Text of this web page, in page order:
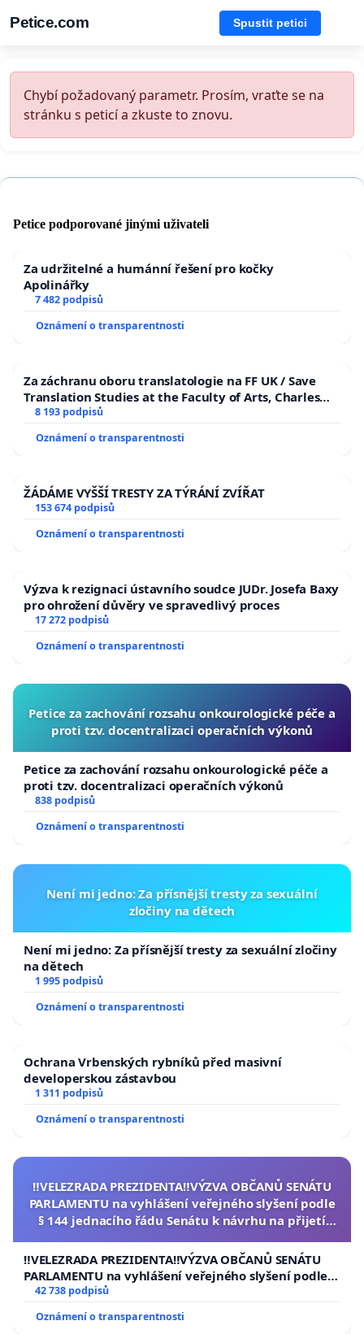
Petice.com Spustit petici
Chybí požadovaný parametr. Prosím, vraťte se na
stránku s peticí a zkuste to znovu.
Petice podporované jinými uživateli
Za udržitelné a humánní řešení pro kočky
Apolinářky
7 482 podpisů
Oznámení o transparentnosti
Za záchranu oboru translatologie na FF UK / Save
Translation Studies at the Faculty of Arts, Charles
University
8 193 podpisů
Oznámení o transparentnosti
ŽÁDÁME VYŠŠÍ TRESTY ZA TÝRÁNÍ ZVÍŘAT
153 674 podpisů
Oznámení o transparentnosti
Výzva k rezignaci ústavního soudce JUDr. Josefa Baxy
pro ohrožení důvěry ve spravedlivý proces
17 272 podpisů
Oznámení o transparentnosti
Petice za zachování rozsahu onkourologické péče a
proti tzv. docentralizaci operačních výkonů
Petice za zachování rozsahu onkourologické péče a
proti tzv. docentralizaci operačních výkonů
838 podpisů
Oznámení o transparentnosti
Není mi jedno: Za přísnější tresty za sexuální
zločiny na dětech
Není mi jedno: Za přísnější tresty za sexuální zločiny
na dětech
1 995 podpisů
Oznámení o transparentnosti
Ochrana Vrbenských rybníků před masivní
developerskou zástavbou
1 311 podpisů
Oznámení o transparentnosti
‼️VELEZRADA PREZIDENTA‼️VÝZVA OBČANŮ SENÁTU
PARLAMENTU na vyhlášení veřejného slyšení podle
§ 144 jednacího řádu Senátu k návrhu na přijetí
republiky
‼️VELEZRADA PREZIDENTA‼️VÝZVA OBČANŮ SENÁTU
PARLAMENTU na vyhlášení veřejného slyšení podle §
144 jednacího řádu Senátu k návrhu na přijetí
usnesení k podání ústavní žaloby na prezidenta
republiky
42 738 podpisů
Oznámení o transparentnosti